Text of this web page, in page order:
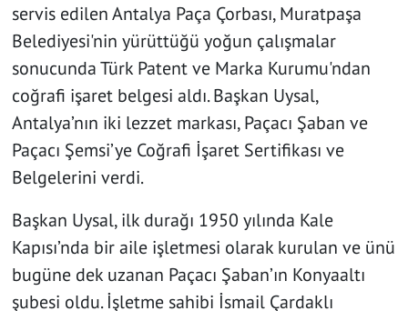
servis edilen Antalya Paça Çorbası, Muratpaşa
Belediyesi'nin yürüttüğü yoğun çalışmalar
sonucunda Türk Patent ve Marka Kurumu'ndan
coğrafi işaret belgesi aldı. Başkan Uysal,
Antalya’nın iki lezzet markası, Paçacı Şaban ve
Paçacı Şemsi’ye Coğrafi İşaret Sertifikası ve
Belgelerini verdi.
Başkan Uysal, ilk durağı 1950 yılında Kale
Kapısı’nda bir aile işletmesi olarak kurulan ve ünü
bugüne dek uzanan Paçacı Şaban’ın Konyaaltı
şubesi oldu. İşletme sahibi İsmail Çardaklı